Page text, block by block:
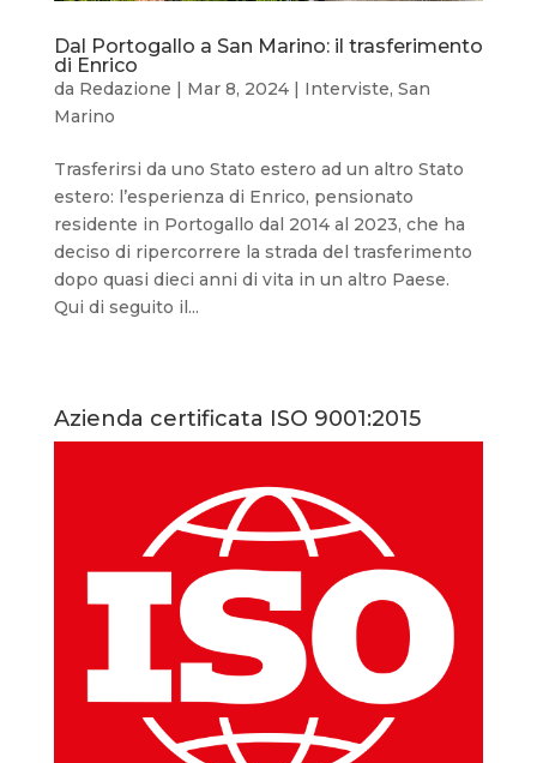
Dal Portogallo a San Marino: il trasferimento
di Enrico
da Redazione | Mar 8, 2024| Interviste, San
Marino
Trasferirsi da uno Stato estero ad un altro Stato
estero: l’esperienza di Enrico, pensionato
residente in Portogallo dal 2014 al 2023, che ha
deciso di ripercorrere la strada del trasferimento
dopo quasi dieci anni di vita in un altro Paese.
Qui di seguito il...
Azienda certificata ISO 9001:2015